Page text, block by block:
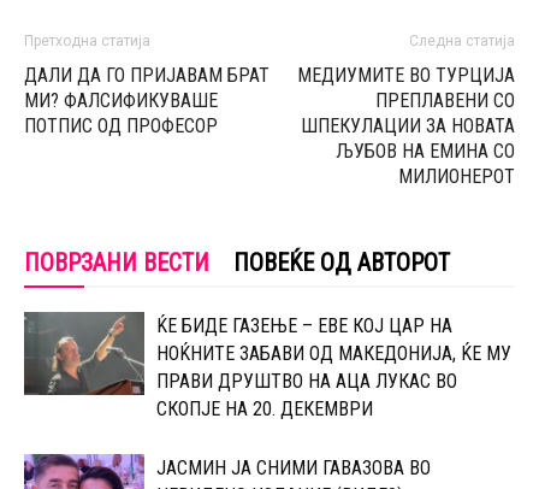
Претходна статија
ДАЛИ ДА ГО ПРИЈАВАМ БРАТ
МИ? ФАЛСИФИКУВАШЕ
ПОТПИС ОД ПРОФЕСОР
Следна статија
МЕДИУМИТЕ ВО ТУРЦИЈА
ПРЕПЛАВЕНИ СО
ШПЕКУЛАЦИИ ЗА НОВАТА
ЉУБОВ НА ЕМИНА СО
МИЛИОНЕРОТ
ПОВРЗАНИ ВЕСТИ ПОВЕЌЕ ОД АВТОРОТ
ЌЕ БИДЕ ГАЗЕЊЕ – ЕВЕ КОЈ ЦАР НА
НОЌНИТЕ ЗАБАВИ ОД МАКЕДОНИЈА, ЌЕ МУ
ПРАВИ ДРУШТВО НА АЦА ЛУКАС ВО
СКОПЈЕ НА 20. ДЕКЕМВРИ
ЈАСМИН ЈА СНИМИ ГАВАЗОВА ВО